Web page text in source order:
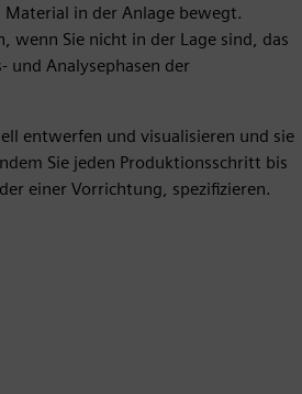
Material in der Anlage bewegt.
wenn Sie nicht in der Lage sind, das
und Analysephasen der
entwerfen und visualisieren und sie
Sie jeden Produktionsschritt bis
einer Vorrichtung, spezifizieren.